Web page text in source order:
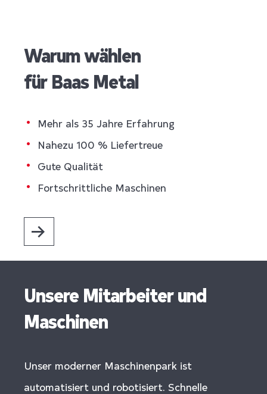
Warum wählen
für Baas Metal
Mehr als 35 Jahre Erfahrung
Nahezu 100 % Liefertreue
Gute Qualität
Fortschrittliche Maschinen
Unsere Mitarbeiter und
Maschinen
Unser moderner Maschinenpark ist
automatisiert und robotisiert. Schnelle